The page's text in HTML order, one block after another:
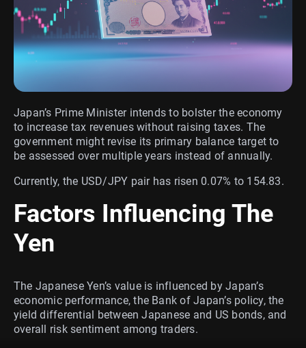
Japan’s Prime Minister intends to bolster the economy
to increase tax revenues without raising taxes. The
government might revise its primary balance target to
be assessed over multiple years instead of annually.
Currently, the USD/JPY pair has risen 0.07% to 154.83.
Factors Influencing The
Yen
The Japanese Yen’s value is influenced by Japan’s
economic performance, the Bank of Japan’s policy, the
yield differential between Japanese and US bonds, and
overall risk sentiment among traders.